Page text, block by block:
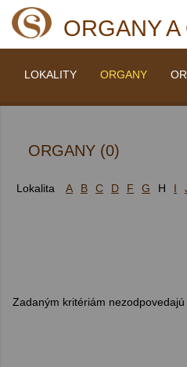
ORGANY
LOKALITY ORGANY
ORGANY (0)
Lokalita A B C D F G H I
Zadaným kritériám nezodpovedajú